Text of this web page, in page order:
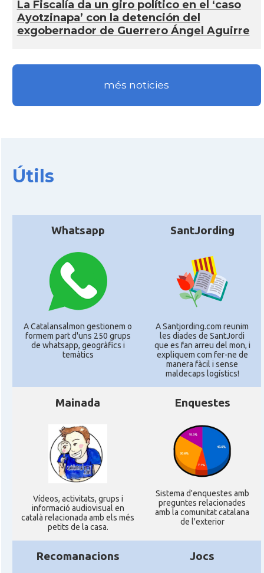
La Fiscalía da un giro político en el ‘caso
Ayotzinapa’ con la detención del
exgobernador de Guerrero Ángel Aguirre
més noticies
Útils
Whatsapp
A Catalansalmon gestionem o
formem part d'uns 250 grups
de whatsapp, geogràfics i
temàtics
SantJording
A Santjording.com reunim
les diades de SantJordi
que es fan arreu del mon, i
expliquem com fer-ne de
manera fàcil i sense
maldecaps logí­stics!
Mainada
Ví­deos, activitats, grups i
informació audiovisual en
català relacionada amb els més
petits de la casa.
Enquestes
Sistema d'enquestes amb
preguntes relacionades
amb la comunitat catalana
de l'exterior
Recomanacions Jocs